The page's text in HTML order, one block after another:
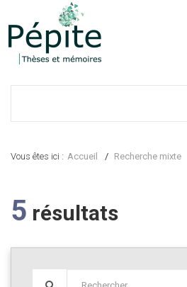
Vous êtes ici : Accueil Recherche mixte
5 résultats